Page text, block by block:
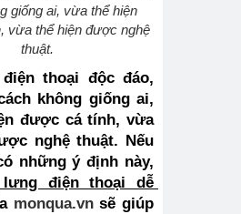
giống ai, vừa thể hiện
vừa thể hiện được nghệ
thuật.
thoại độc đáo,
không giống ai,
được cá tính, vừa
nghệ thuật. Nếu
những ý định này,
điện thoại dễ
monqua.vn sẽ giúp